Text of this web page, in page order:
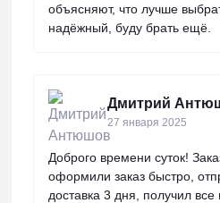
объясняют, что лучше
надёжный, буду брать ещё.
Дмитрий
27 января 2025
Доброго времени суток!
оформили заказ быстро,
доставка 3 дня, получил все